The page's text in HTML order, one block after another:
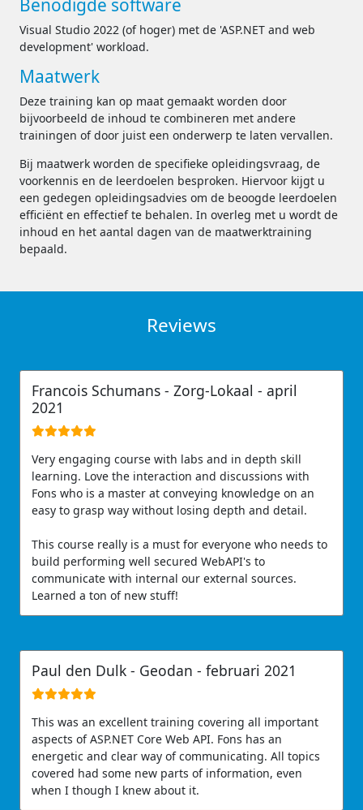
Benodigde software
Visual Studio 2022 (of hoger) met de 'ASP.NET and web
development' workload.
Maatwerk
Deze training kan op maat gemaakt worden door
bijvoorbeeld de inhoud te combineren met andere
trainingen of door juist een onderwerp te laten vervallen.
Bij maatwerk worden de specifieke opleidingsvraag, de
voorkennis en de leerdoelen besproken. Hiervoor kijgt u
een gedegen opleidingsadvies om de beoogde leerdoelen
efficiënt en effectief te behalen. In overleg met u wordt de
inhoud en het aantal dagen van de maatwerktraining
bepaald.
Reviews
Francois Schumans - Zorg-Lokaal - april
2021
Very engaging course with labs and in depth skill
learning. Love the interaction and discussions with
Fons who is a master at conveying knowledge on an
easy to grasp way without losing depth and detail.
This course really is a must for everyone who needs to
build performing well secured WebAPI's to
communicate with internal our external sources.
Learned a ton of new stuff!
Paul den Dulk - Geodan - februari 2021
This was an excellent training covering all important
aspects of ASP.NET Core Web API. Fons has an
energetic and clear way of communicating. All topics
covered had some new parts of information, even
when I though I knew about it.